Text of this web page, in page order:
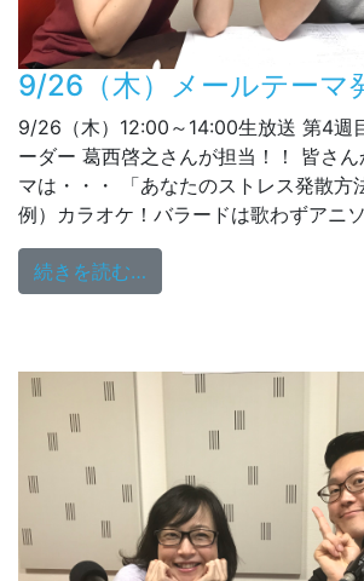
9/26（木）メールテーマ
9/26（木）12:00～14:00生放送 第4週
ーダー 葛西啓之さんが担当！！ 皆さ
マは・・・ 「あなたのストレス発散方
例）カラオケ！バラードは歌わずアニ
続きを読む…